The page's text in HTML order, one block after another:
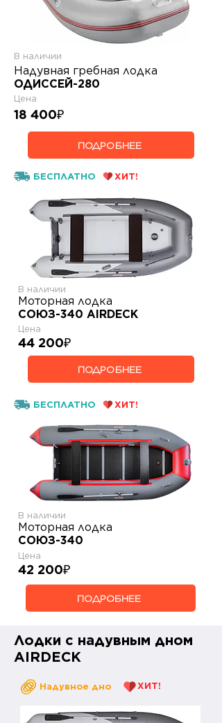
Надувная гребная лодка
ОДИССЕЙ-280
В наличии
Цена
18 400₽
ПОДРОБНЕЕ
БЕСПЛАТНО ХИТ!
В наличии
Моторная лодка
СОЮЗ-340 AIRDECK
Цена
44 200₽
ПОДРОБНЕЕ
Моторная лодка
СОЮЗ-340
В наличии
Цена
42 200₽
ПОДРОБНЕЕ
БЕСПЛАТНО ХИТ!
Лодки с надувным дном
AIRDECK
Надувное дно ХИТ!